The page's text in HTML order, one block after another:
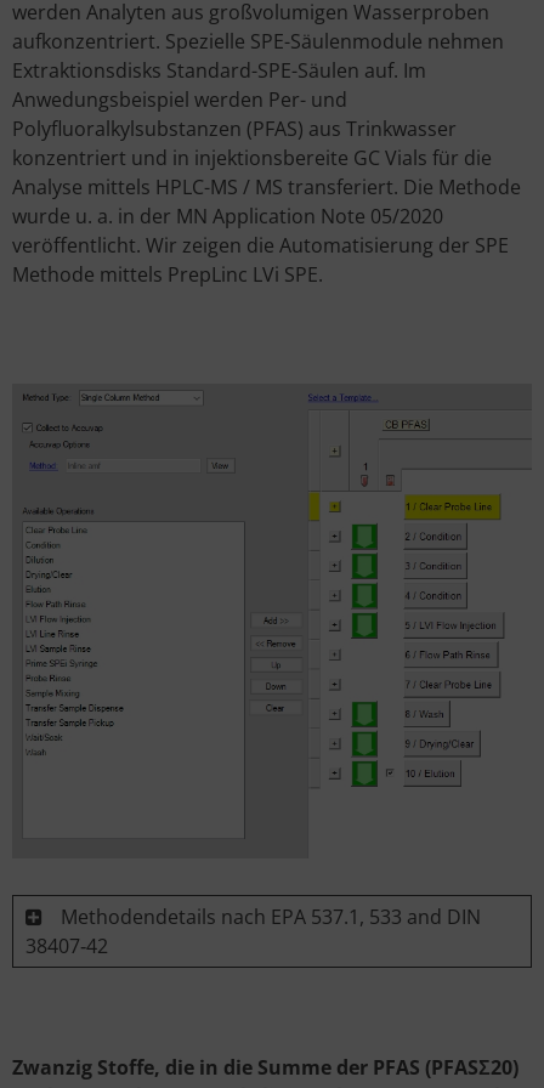
werden Analyten aus großvolumigen Wasserproben
aufkonzentriert. Spezielle SPE-Säulenmodule nehmen
Extraktionsdisks Standard-SPE-Säulen auf. Im
Anwedungsbeispiel werden Per- und
Polyfluoralkylsubstanzen (PFAS) aus Trinkwasser
konzentriert und in injektionsbereite GC Vials für die
Analyse mittels HPLC-MS / MS transferiert. Die Methode
wurde u. a. in der MN Application Note 05/2020
veröffentlicht. Wir zeigen die Automatisierung der SPE
Methode mittels PrepLinc LVi SPE.
Methodendetails nach EPA 537.1, 533 and DIN
38407‑42
Zwanzig Stoffe, die in die Summe der PFAS (PFASΣ20)